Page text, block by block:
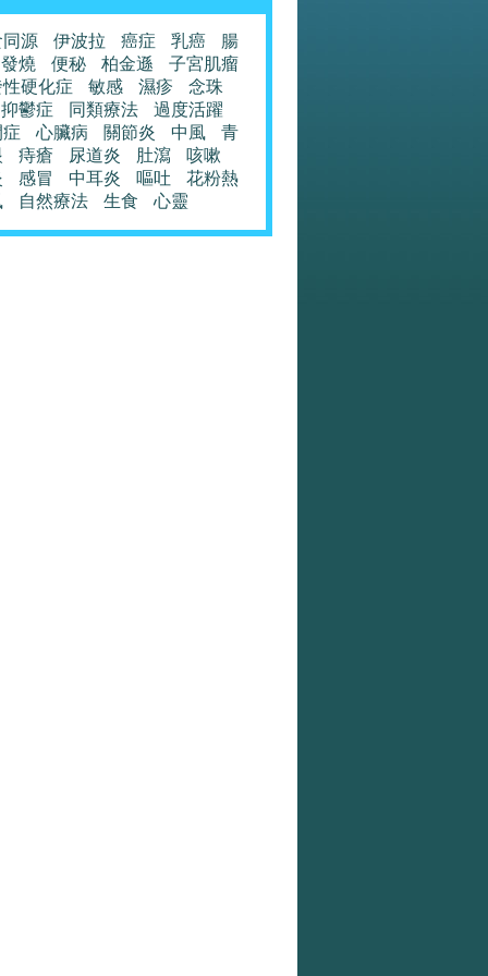
源 伊波拉 癌症 乳癌
腸
發燒
便秘 柏金遜
子宮肌瘤
硬化症
敏感 濕疹
念珠
抑鬱症
同類療法
過度活躍
心臟病 關節炎 中風
青
痔瘡 尿道炎 肚瀉
咳嗽
感冒 中耳炎 嘔吐
花粉熱
自然療法 生食 心靈